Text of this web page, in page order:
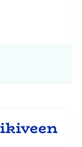
kylät
mukaan: